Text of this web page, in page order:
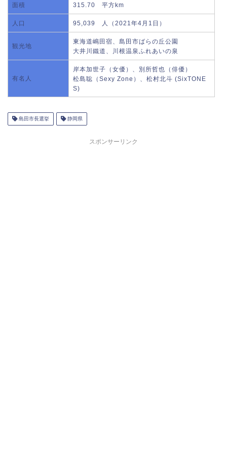
面積 315.70 平方km
人口 95,039 人（2021年4月1日）
観光地
東海道嶋田宿、島田市ばらの丘公園
大井川鐵道、川根温泉ふれあいの泉
有名人
岸本加世子（女優）、別所哲也（俳優）
松島聡（Sexy Zone）、松村北斗 (SixTONE
S)
島田市長選挙 静岡県
スポンサーリンク